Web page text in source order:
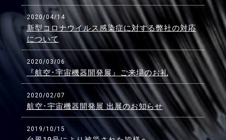
2020/04/14
新型コロナウイルス感染症に対する弊社の対応
について
2020/03/06
『航空･宇宙機器開発展』ご来場のお礼
2020/02/07
航空･宇宙機器開発展 出展のお知らせ
2019/10/15